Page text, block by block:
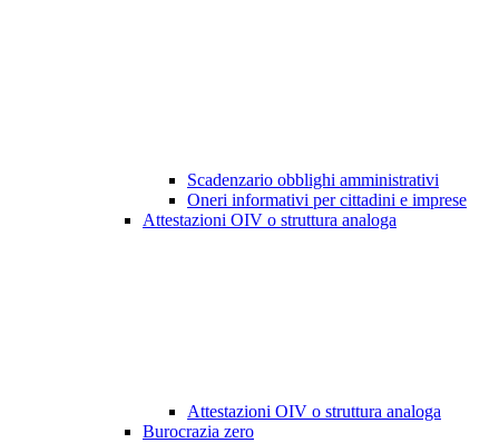
Scadenzario obblighi amministrativi
Oneri informativi per cittadini e imprese
Attestazioni OIV o struttura analoga
Attestazioni OIV o struttura analoga
Burocrazia zero